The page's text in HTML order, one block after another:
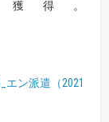
得。
エン派遣（2021